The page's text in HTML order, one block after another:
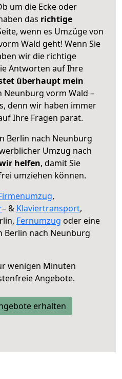
um die Ecke oder
das richtige
wenn es Umzüge von
Wald geht! Wenn Sie
wir die richtige
Antworten auf Ihre
überhaupt mein
Neunburg vorm Wald –
denn wir haben immer
Ihre Fragen parat.
Berlin nach Neunburg
Umzug nach
helfen, damit Sie
umziehen können.
,
– & Klaviertransport,
Fernumzug oder eine
Berlin nach Neunburg
wenigen Minuten
Angebote.
erhalten